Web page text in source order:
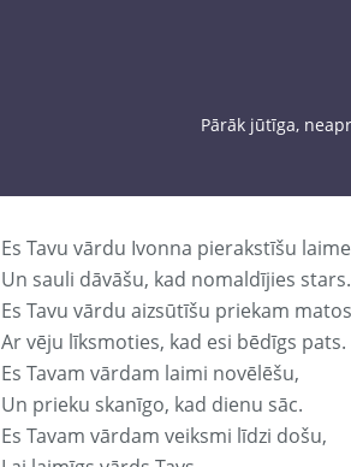
Pārāk jūtīga,
Es Tavu vārdu Ivonna pierakstīšu
Un sauli dāvāšu, kad nomaldījies stars.
Es Tavu vārdu aizsūtīšu priekam
Ar vēju līksmoties, kad esi bēdīgs pats.
Es Tavam vārdam laimi novēlēšu,
Un prieku skanīgo, kad dienu sāc.
Es Tavam vārdam veiksmi līdzi došu,